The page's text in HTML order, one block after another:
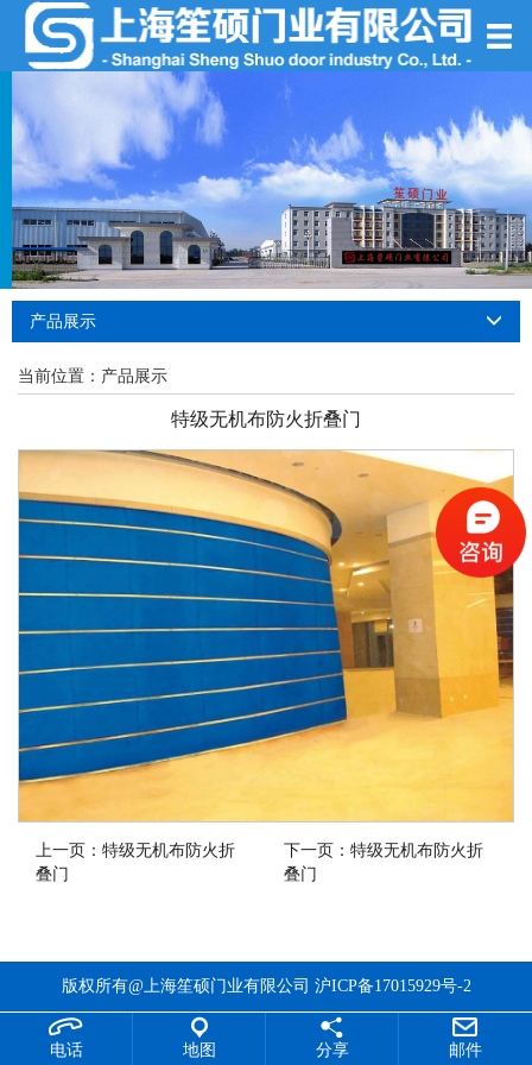
产品展示
当前位置： 产品展示
特级无机布防火折叠门
上一页： 特级无机布防火折
叠门
下一页： 特级无机布防火折
叠门
版权所有@上海笙硕门业有限公司 沪ICP备17015929号-2
电话 地图 分享 邮件